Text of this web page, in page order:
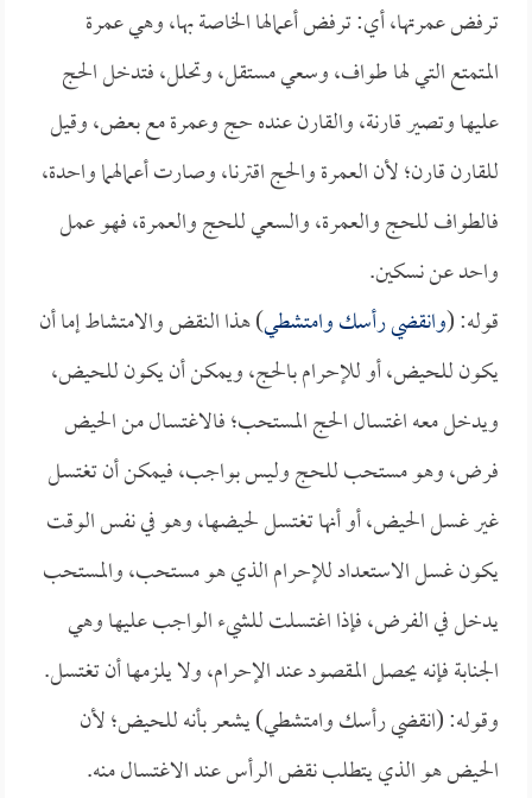
ترفض عمرتها، أي: ترفض أعمالها الخاصة بها، وهي عمرة
المتمتع التي لها طواف، وسعي مستقل، وتحلل، فتدخل الحج
عليها وتصير قارنة، والقارن عنده حج وعمرة مع بعض، وقيل
للقارن قارن؛ لأن العمرة والحج اقترنا، وصارت أعمالهما واحدة،
فالطواف للحج والعمرة، والسعي للحج والعمرة، فهو عمل
واحد عن نسكين.
قوله: (وانقضي رأسك وامتشطي) هذا النقض والامتشاط إما أن
يكون للحيض، أو للإحرام بالحج، ويمكن أن يكون للحيض،
ويدخل معه اغتسال الحج المستحب؛ فالاغتسال من الحيض
فرض، وهو مستحب للحج وليس بواجب، فيمكن أن تغتسل
غير غسل الحيض، أو أنها تغتسل لحيضها، وهو في نفس الوقت
يكون غسل الاستعداد للإحرام الذي هو مستحب، والمستحب
يدخل في الفرض، فإذا اغتسلت للشيء الواجب عليها وهي
الجنابة فإنه يحصل المقصود عند الإحرام، ولا يلزمها أن تغتسل.
وقوله: (انقضي رأسك وامتشطي) يشعر بأنه للحيض؛ لأن
الحيض هو الذي يتطلب نقض الرأس عند الاغتسال منه.